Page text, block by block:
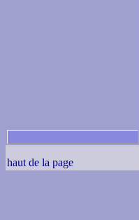
haut de la page